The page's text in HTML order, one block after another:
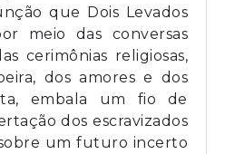
que Dois Levados
meio das conversas
cerimônias religiosas,
dos amores e dos
embala um fio de
dos escravizados
um futuro incerto